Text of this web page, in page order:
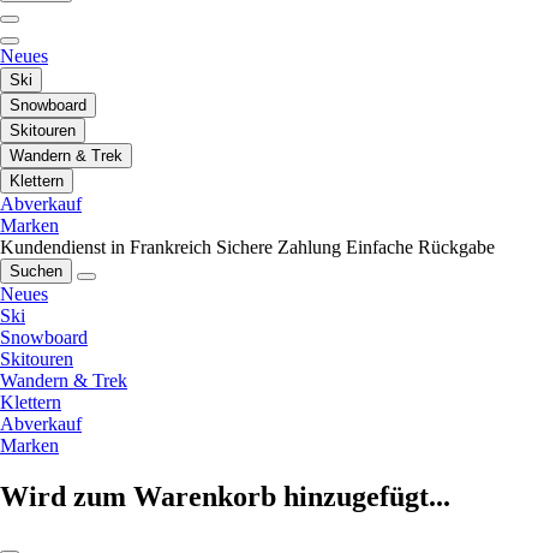
Neues
Ski
Snowboard
Skitouren
Wandern & Trek
Klettern
Abverkauf
Marken
Kundendienst in Frankreich Sichere Zahlung Einfache Rückgabe
Suchen
Neues
Ski
Snowboard
Skitouren
Wandern & Trek
Klettern
Abverkauf
Marken
Wird zum Warenkorb hinzugefügt...